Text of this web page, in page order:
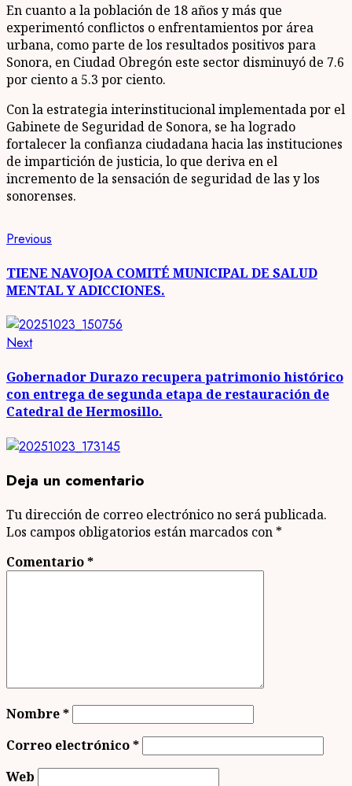
En cuanto a la población de 18 años y más que
experimentó conflictos o enfrentamientos por área
urbana, como parte de los resultados positivos para
Sonora, en Ciudad Obregón este sector disminuyó de 7.6
por ciento a 5.3 por ciento.
Con la estrategia interinstitucional implementada por el
Gabinete de Seguridad de Sonora, se ha logrado
fortalecer la confianza ciudadana hacia las instituciones
de impartición de justicia, lo que deriva en el
incremento de la sensación de seguridad de las y los
sonorenses.
Post
navigation
Previous
TIENE NAVOJOA COMITÉ MUNICIPAL DE SALUD
MENTAL Y ADICCIONES.
NextNext
Gobernador Durazo recupera patrimonio histórico
con entrega de segunda etapa de restauración de
Catedral de Hermosillo.
Deja un comentario
Tu dirección de correo electrónico no será publicada.
Los campos obligatorios están marcados con *
Comentario*
Nombre*
Correo electrónico*
Web